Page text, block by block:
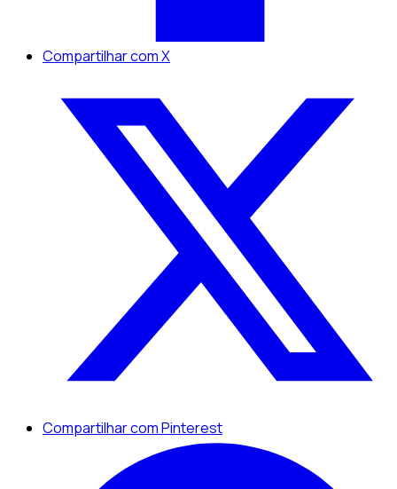
Compartilhar com X
Compartilhar com Pinterest